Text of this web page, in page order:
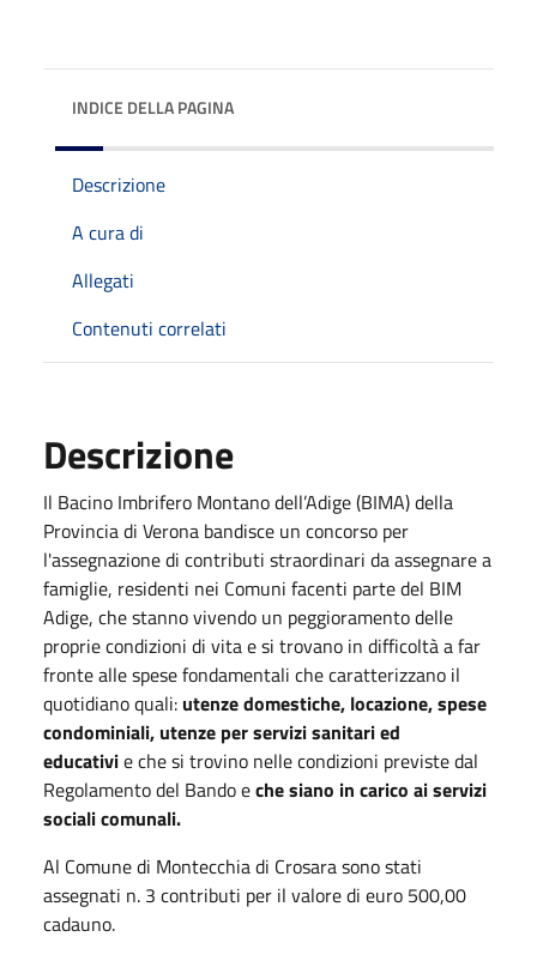
INDICE DELLA PAGINA
Descrizione
A cura di
Allegati
Contenuti correlati
Descrizione
Il Bacino Imbrifero Montano dell’Adige (BIMA) della
Provincia di Verona bandisce un concorso per
l'assegnazione di contributi straordinari da assegnare a
famiglie, residenti nei Comuni facenti parte del BIM
Adige, che stanno vivendo un peggioramento delle
proprie condizioni di vita e si trovano in difficoltà a far
fronte alle spese fondamentali che caratterizzano il
quotidiano quali: utenze domestiche, locazione, spese
condominiali, utenze per servizi sanitari ed
educativie che si trovino nelle condizioni previste dal
Regolamento del Bando eche siano in carico ai servizi
sociali comunali.
Al Comune di Montecchia di Crosara sono stati
assegnati n. 3 contributi per il valore di euro 500,00
cadauno.